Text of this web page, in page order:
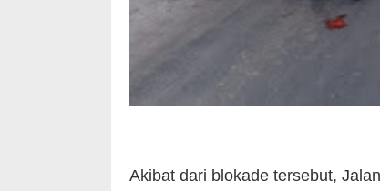
Akibat dari blokade tersebut,